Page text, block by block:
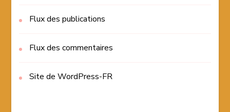
Flux des publications
Flux des commentaires
Site de WordPress-FR